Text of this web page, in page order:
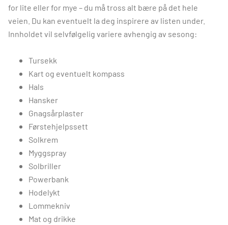
for lite eller for mye – du må tross alt bære på det hele
veien. Du kan eventuelt la deg inspirere av listen under.
Innholdet vil selvfølgelig variere avhengig av sesong:
Tursekk
Kart og eventuelt kompass
Hals
Hansker
Gnagsårplaster
Førstehjelpssett
Solkrem
Myggspray
Solbriller
Powerbank
Hodelykt
Lommekniv
Mat og drikke